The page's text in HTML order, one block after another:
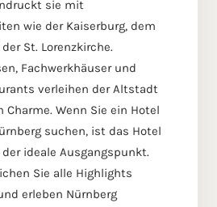
sie mit
wie der Kaiserburg, dem
St. Lorenzkirche.
Fachwerkhäuser und
verleihen der Altstadt
Charme. Wenn Sie ein Hotel
suchen, ist das Hotel
ideale Ausgangspunkt.
Sie alle Highlights
erleben Nürnberg